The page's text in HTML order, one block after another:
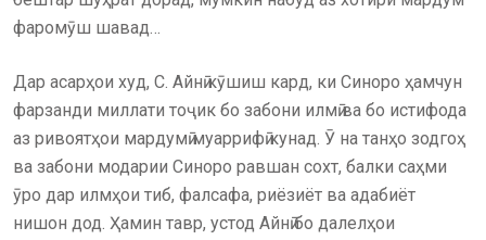
фаромӯш шавад…
Дар асарҳои худ, С. Айнӣ кӯшиш кард, ки Синоро ҳамчун
фарзанди миллати тоҷик бо забони илмӣ ва бо истифода
аз ривоятҳои мардумӣ муаррифӣ кунад. Ӯ на танҳо зодгоҳ
ва забони модарии Синоро равшан сохт, балки саҳми
ӯро дар илмҳои тиб, фалсафа, риёзиёт ва адабиёт
нишон дод. Ҳамин тавр, устод Айнӣ бо далелҳои